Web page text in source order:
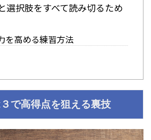
選択肢をすべて読み切るため
を高める練習方法
で高得点を狙える裏技